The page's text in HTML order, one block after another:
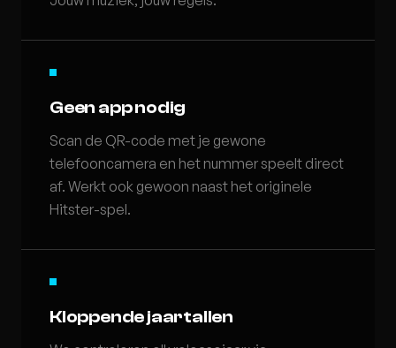
Geen app nodig
Scan de QR-code met je gewone
telefooncamera en het nummer speelt direct
af. Werkt ook gewoon naast het originele
Hitster-spel.
Kloppende jaartallen